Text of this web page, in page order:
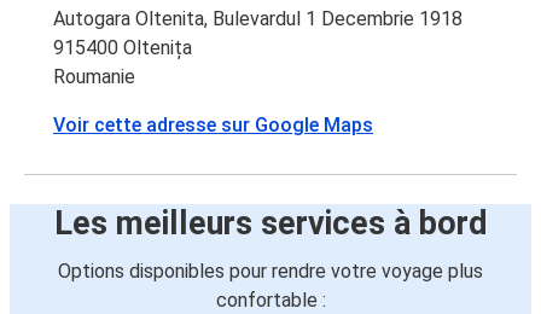
Autogara Oltenita, Bulevardul 1 Decembrie 1918
915400 Oltenița
Roumanie
Voir cette adresse sur Google Maps
Les meilleurs services à bord
Options disponibles pour rendre votre voyage plus
confortable :